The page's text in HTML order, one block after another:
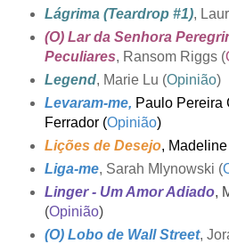
Lágrima (Teardrop #1),
(O) Lar da Senhora
Peculiares, Ransom Riggs (
Legend, Marie Lu (Opinião)
Levaram-me, Paulo Pereira
Ferrador (Opinião)
Lições de Desejo,
Liga-me, Sarah Mlynowski (
Linger - Um Amor Adiado,
(Opinião)
(O) Lobo de Wall Street,